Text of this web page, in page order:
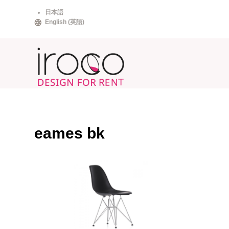
日本語
English (英語)
eames bk